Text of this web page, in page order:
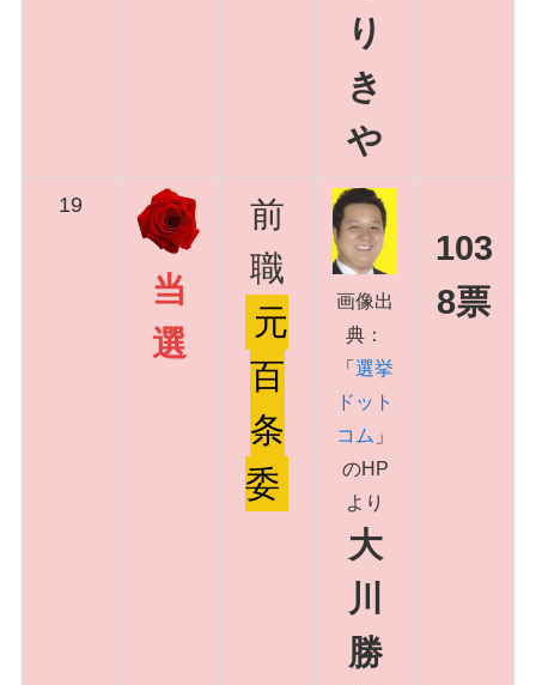
り
き
や
19
当
選
前
職
元
百
条
委
画像出
典：
「選挙
ドット
コム 」
のHP
より
大
川
勝
103
8票